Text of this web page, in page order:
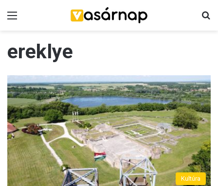
ereklye
Kultúra